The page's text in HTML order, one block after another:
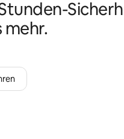
mehr.